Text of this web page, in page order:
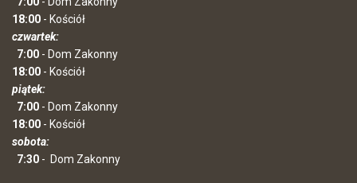
18:00 - Kościół
czwartek:
7:00 - Dom Zakonny
18:00 - Kościół
piątek:
7:00 - Dom Zakonny
18:00 - Kościół
sobota:
7:30 - Dom Zakonny